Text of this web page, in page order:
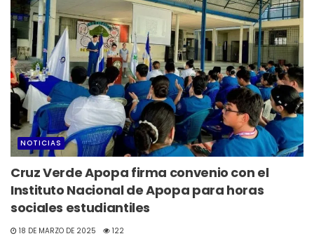
NOTICIAS
Cruz Verde Apopa firma convenio con el
Instituto Nacional de Apopa para horas
sociales estudiantiles
18 DE MARZO DE 2025 122